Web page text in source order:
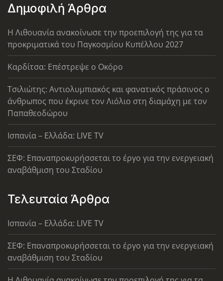
Δημοφιλή Άρθρα
Η Λιθουανία ανακοίνωσε την προεπιλογή της για τα
προκριματικά του Παγκοσμίου Κυπέλλου 2027
Καρδίτσα: Επέστρεψε ο Οκόρο
Τσιλιώτης: Αντιολυμπιακός και φανατικός πράσινος ο
άνθρωπος που έκρινε τον Λιόλιο στη διαμάχη με τον
Παπαθεοδώρου
Ισπανία – Ελλάδα: LIVE TV
ΣΕΦ: Επαναπροκυρήσσεται το έργο για την ενεργειακή
αναβάθμιση του Σταδίου
Τελευταία Άρθρα
Ισπανία – Ελλάδα: LIVE TV
ΣΕΦ: Επαναπροκυρήσσεται το έργο για την ενεργειακή
αναβάθμιση του Σταδίου